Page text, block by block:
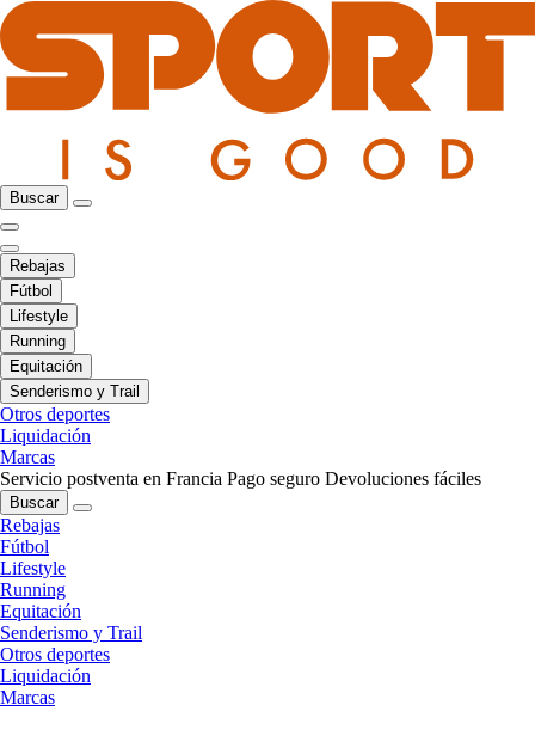
Buscar
Rebajas
Fútbol
Lifestyle
Running
Equitación
Senderismo y Trail
Otros deportes
Liquidación
Marcas
Servicio postventa en Francia Pago seguro Devoluciones fáciles
Buscar
Rebajas
Fútbol
Lifestyle
Running
Equitación
Senderismo y Trail
Otros deportes
Liquidación
Marcas